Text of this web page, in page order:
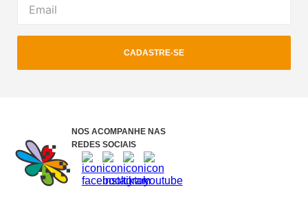
CADASTRE-SE
NOS ACOMPANHE NAS
REDES SOCIAIS